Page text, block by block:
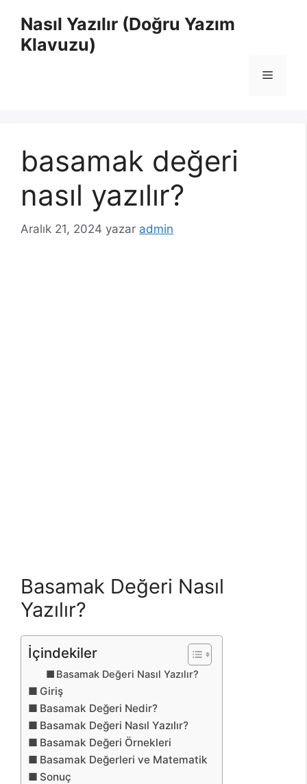
Nasıl Yazılır (Doğru Yazım
Klavuzu)
Menü
basamak değeri
nasıl yazılır?
Aralık 21, 2024 yazar admin
Basamak Değeri Nasıl
Yazılır?
İçindekiler
Basamak Değeri Nasıl Yazılır?
Giriş
Basamak Değeri Nedir?
Basamak Değeri Nasıl Yazılır?
Basamak Değeri Örnekleri
Basamak Değerleri ve Matematik
Sonuç